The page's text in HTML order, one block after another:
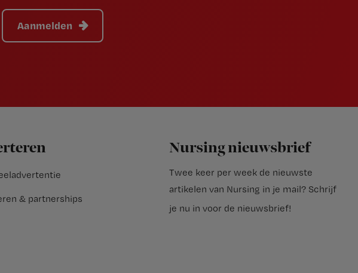
Aanmelden
& partnerships
Nursing nieuwsbrief
Twee keer per week de nieuwste
artikelen van Nursing in je mail? Schrijf
je nu in voor de nieuwsbrief!